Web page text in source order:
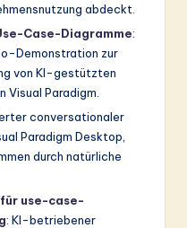
abdeckt.
Case-Diagramme:
Demonstration zur
von KI-gestützten
Paradigm.
conversationaler
Paradigm Desktop,
durch natürliche
use-case-
: KI-betriebener